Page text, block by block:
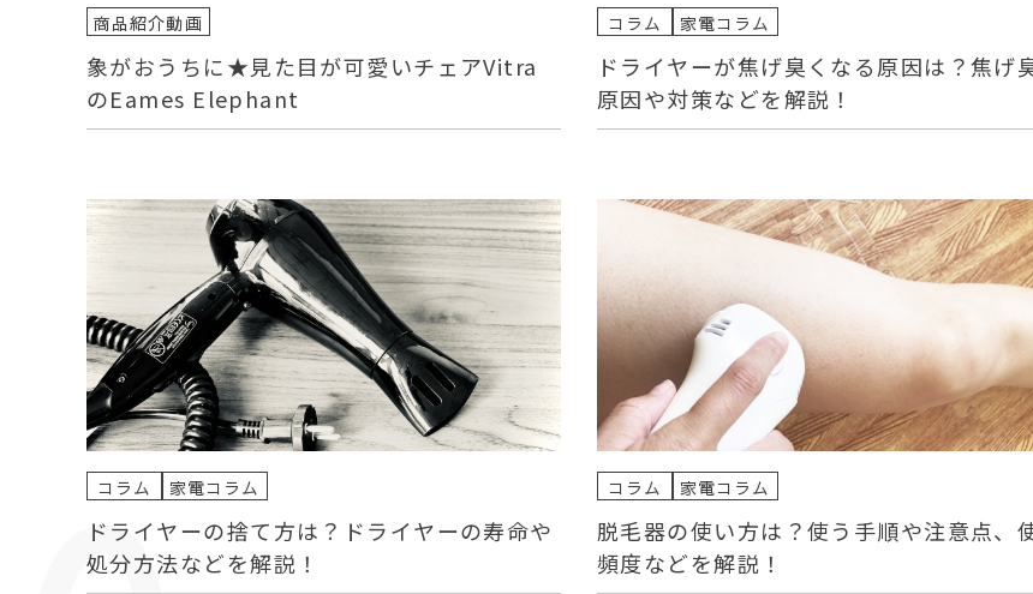
商品紹介動画
象がおうちに★見た目が可愛いチェアVitra
のEames Elephant
コラム 家電コラム
ドライヤーが焦げ臭くなる原因は？焦げ
原因や対策などを解説！
コラム 家電コラム
ドライヤーの捨て方は？ドライヤーの寿命や
処分方法などを解説！
コラム 家電コラム
脱毛器の使い方は？使う手順や注意点、
頻度などを解説！